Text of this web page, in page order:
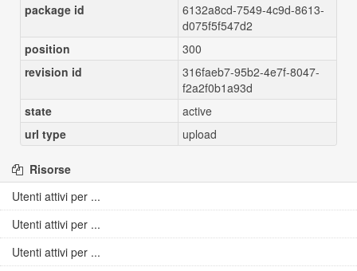
package id
6132a8cd-7549-4c9d-8613-
d075f5f547d2
position
300
revision id
316faeb7-95b2-4e7f-8047-
f2a2f0b1a93d
state
active
url type
upload
Risorse
Utenti attivi per ...
Utenti attivi per ...
Utenti attivi per ...